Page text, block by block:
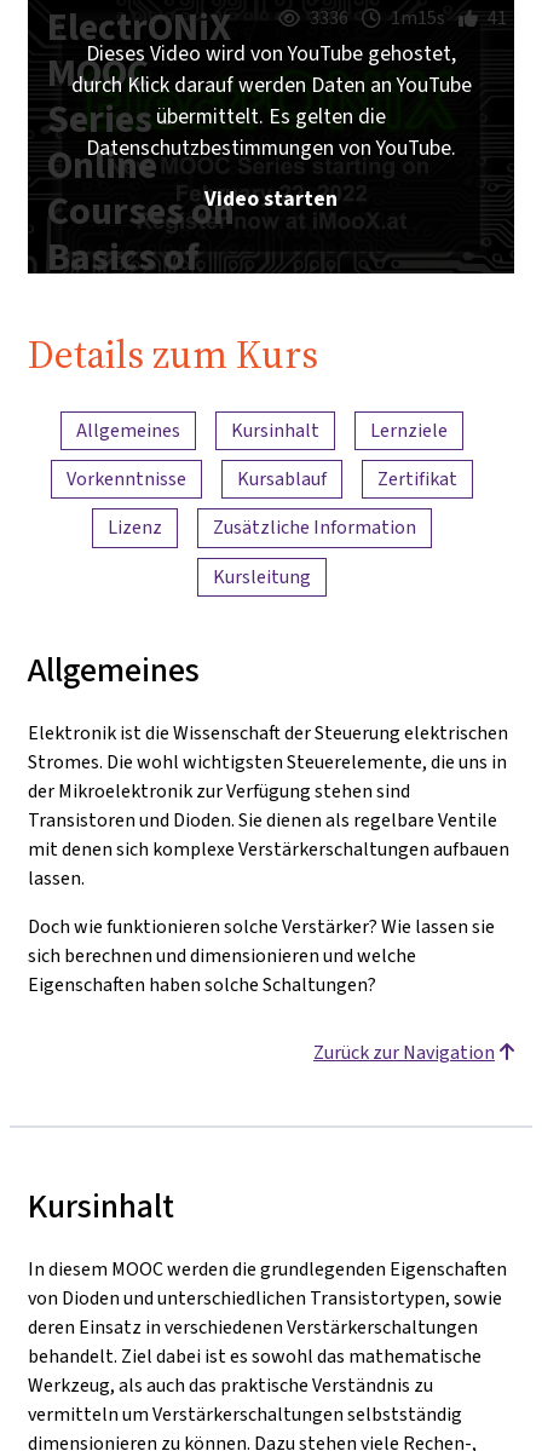
ElectrONiX
MOOC
Series -
Online
Courses on
Basics of
Digital
and
Amplifiers
3336 1m15s 41
Dieses Video wird von YouTube gehostet,
durch Klick darauf werden Daten an YouTube
übermittelt. Es gelten die
Datenschutzbestimmungen von YouTube.
Video starten
Details zum Kurs
Inhaltsübersicht
Allgemeines Kursinhalt
Lernziele
Vorkenntnisse
Kursablauf
Zertifikat
Lizenz
Zusätzliche Information
Kursleitung
Allgemeines
Elektronik ist die Wissenschaft der Steuerung elektrischen
Stromes. Die wohl wichtigsten Steuerelemente, die uns in
der Mikroelektronik zur Verfügung stehen sind
Transistoren und Dioden. Sie dienen als regelbare Ventile
mit denen sich komplexe Verstärkerschaltungen aufbauen
lassen.
Doch wie funktionieren solche Verstärker? Wie lassen sie
sich berechnen und dimensionieren und welche
Eigenschaften haben solche Schaltungen?
Zurück zur Navigation
Kursinhalt
In diesem MOOC werden die grundlegenden Eigenschaften
von Dioden und unterschiedlichen Transistortypen, sowie
deren Einsatz in verschiedenen Verstärkerschaltungen
behandelt. Ziel dabei ist es sowohl das mathematische
Werkzeug, als auch das praktische Verständnis zu
vermitteln um Verstärkerschaltungen selbstständig
dimensionieren zu können. Dazu stehen viele Rechen-,